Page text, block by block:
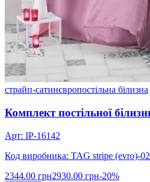
страйп-сатинєвропостільна білизна
Комплект постільної
Арт: IP-16142
Код виробника: TAG stripe (evro)-
2344.00 грн2930.00 грн-20%